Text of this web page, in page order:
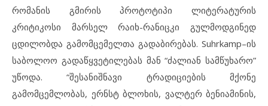
რომანის გმირის პროტოტიპი ლიტერატურის
კრიტიკოსი მარსელ რაიხ-რანიცკი გულმოდგინედ
ცდილობდა გამომცემელთა გადაბირებას. Suhrkamp–ის
საბოლოო გადაწყვეტილებას მან “ძალიან სამწუხარო”
უწოდა. “შესანიშნავი ტრადიციების მქონე
გამომცემლობას, ერნსტ ბლოხის, ვალტერ ბენიამინის,